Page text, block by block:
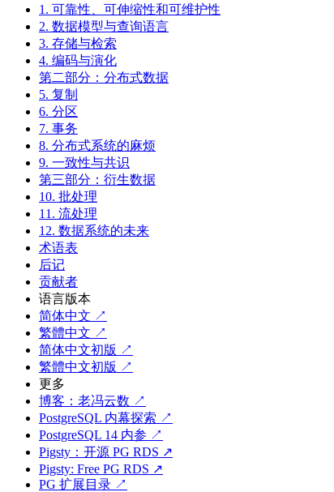
1. 可靠性、可伸缩性和可维护性
2. 数据模型与查询语言
3. 存储与检索
4. 编码与演化
第二部分：分布式数据
5. 复制
6. 分区
7. 事务
8. 分布式系统的麻烦
9. 一致性与共识
第三部分：衍生数据
10. 批处理
11. 流处理
12. 数据系统的未来
术语表
后记
贡献者
语言版本
简体中文 ↗
繁體中文 ↗
简体中文初版 ↗
繁體中文初版 ↗
更多
博客：老冯云数 ↗
PostgreSQL 内幕探索 ↗
PostgreSQL 14 内参 ↗
Pigsty：开源 PG RDS ↗
Pigsty: Free PG RDS ↗
PG 扩展目录 ↗